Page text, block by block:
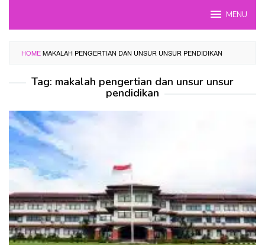
MENU
HOMEMAKALAH PENGERTIAN DAN UNSUR UNSUR PENDIDIKAN
Tag: makalah pengertian dan unsur unsur
pendidikan